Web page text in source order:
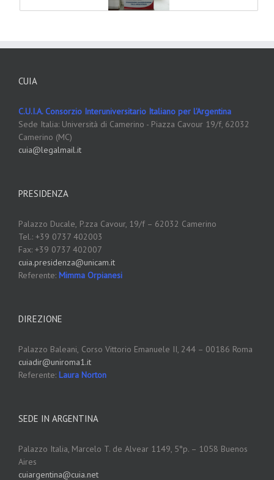
CUIA
C.U.I.A. Consorzio Interuniversitario Italiano per l'Argentina
Sede Italia: Università di Camerino - Piazza Cavour 19/f, 62032
Camerino (MC)
cuia@legalmail.it
PRESIDENZA
Palazzo Ducale, P.zza Cavour, 19/f – 62032 Camerino
Tel.: +39 0737 402003
Fax: +39 0737 402007
cuia.presidenza@unicam.it
Referente: Mimma Orpianesi
DIREZIONE
Palazzo Baleani, Corso Vittorio Emanuele II, 244 – 00186 Roma
cuiadir@uniroma1.it
Referente: Laura Norton
SEDE IN ARGENTINA
Palazzo Italia, Marcelo T. de Alvear 1149, 5°p. – 1058 Buenos
Aires
cuiargentina@cuia.net